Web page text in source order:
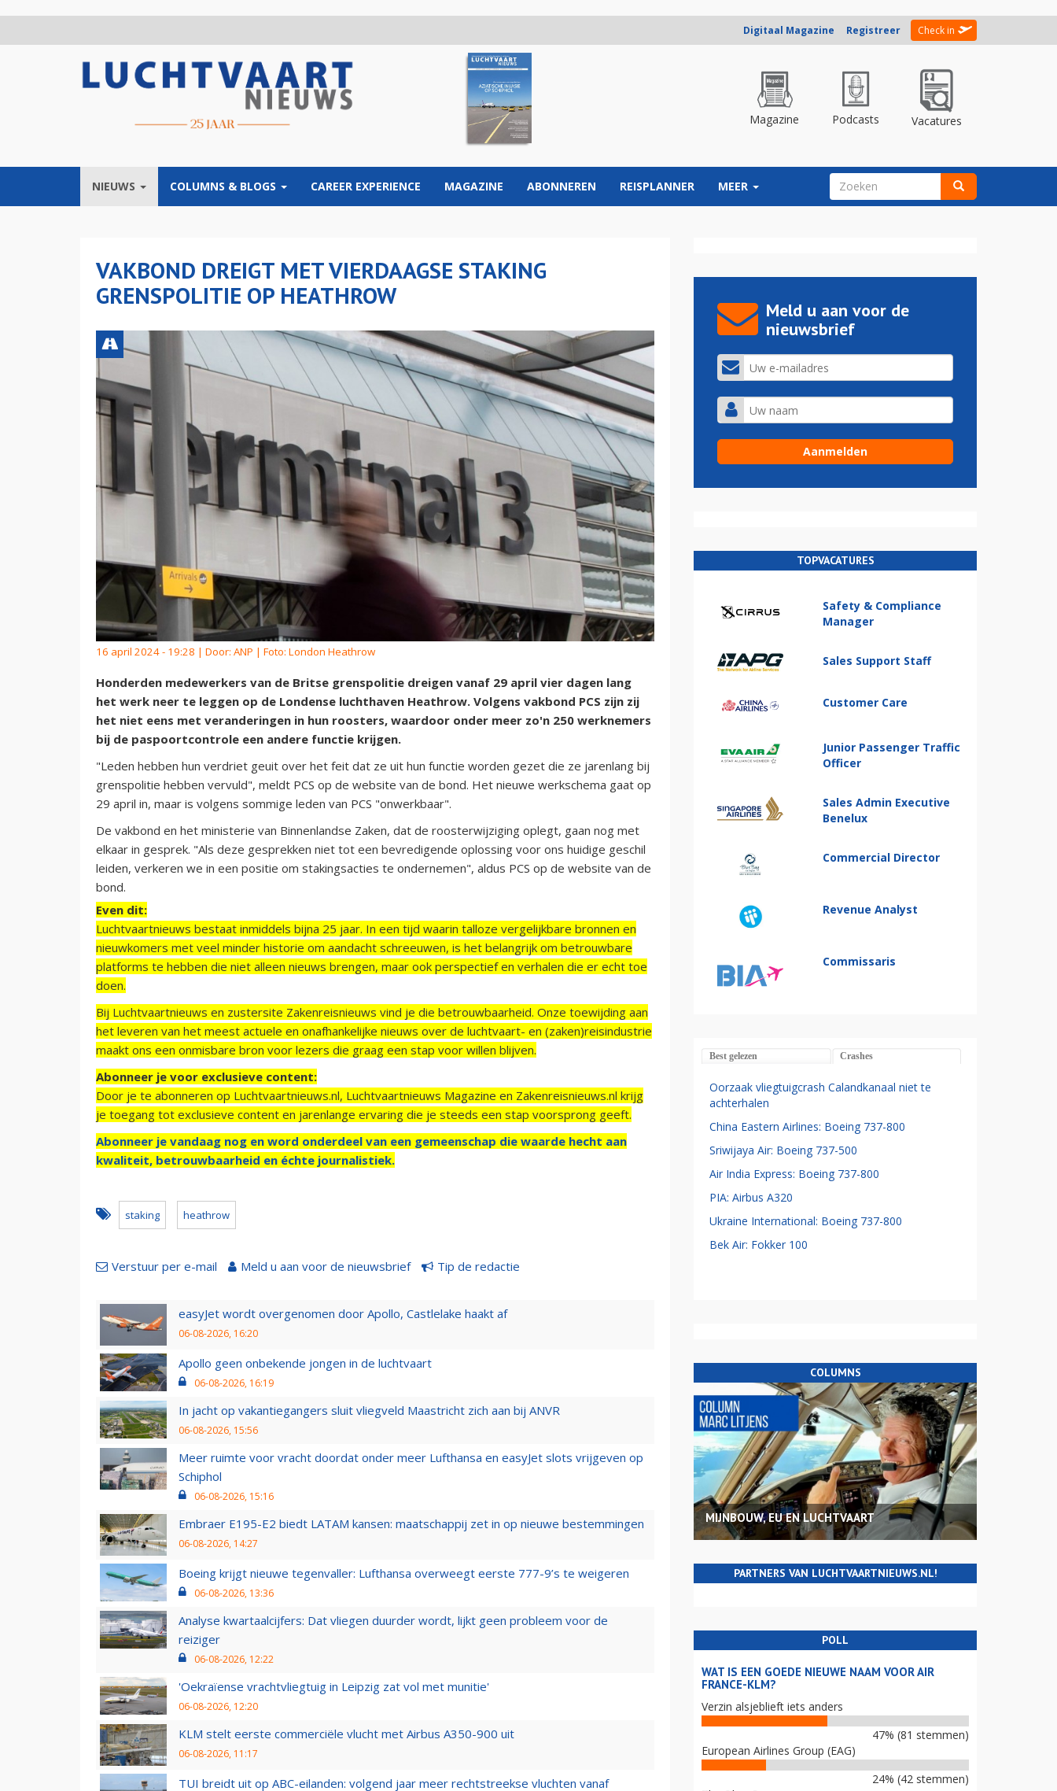
Digitaal Magazine Registreer Check in
Magazine Podcasts Vacatures
NIEUWS COLUMNS & BLOGS CAREER EXPERIENCE MAGAZINE ABONNEREN REISPLANNER MEER ZOEKVELD
VAKBOND DREIGT MET VIERDAAGSE STAKING
GRENSPOLITIE OP HEATHROW
16 april 2024 - 19:28 | Door: ANP | Foto: London Heathrow
Honderden medewerkers van de Britse grenspolitie dreigen vanaf 29 april vier dagen lang
het werk neer te leggen op de Londense luchthaven Heathrow. Volgens vakbond PCS zijn zij
het niet eens met veranderingen in hun roosters, waardoor onder meer zo'n 250 werknemers
bij de paspoortcontrole een andere functie krijgen.
"Leden hebben hun verdriet geuit over het feit dat ze uit hun functie worden gezet die ze jarenlang bij
grenspolitie hebben vervuld", meldt PCS op de website van de bond. Het nieuwe werkschema gaat op
29 april in, maar is volgens sommige leden van PCS "onwerkbaar".
De vakbond en het ministerie van Binnenlandse Zaken, dat de roosterwijziging oplegt, gaan nog met
elkaar in gesprek. "Als deze gesprekken niet tot een bevredigende oplossing voor ons huidige geschil
leiden, verkeren we in een positie om stakingsacties te ondernemen", aldus PCS op de website van de
bond.
Even dit:
Luchtvaartnieuws bestaat inmiddels bijna 25 jaar. In een tijd waarin talloze vergelijkbare bronnen en
nieuwkomers met veel minder historie om aandacht schreeuwen, is het belangrijk om betrouwbare
platforms te hebben die niet alleen nieuws brengen, maar ook perspectief en verhalen die er echt toe
doen.
Bij Luchtvaartnieuws en zustersite Zakenreisnieuws vind je die betrouwbaarheid. Onze toewijding aan
het leveren van het meest actuele en onafhankelijke nieuws over de luchtvaart- en (zaken)reisindustrie
maakt ons een onmisbare bron voor lezers die graag een stap voor willen blijven.
Abonneer je voor exclusieve content:
Door je te abonneren op Luchtvaartnieuws.nl, Luchtvaartnieuws Magazine en Zakenreisnieuws.nl krijg
je toegang tot exclusieve content en jarenlange ervaring die je steeds een stap voorsprong geeft.
Abonneer je vandaag nog en word onderdeel van een gemeenschap die waarde hecht aan
kwaliteit, betrouwbaarheid en échte journalistiek.
staking heathrow
Verstuur per e-mail Meld u aan voor de nieuwsbrief Tip de redactie
easyJet wordt overgenomen door Apollo, Castlelake haakt af
06-08-2026, 16:20
Apollo geen onbekende jongen in de luchtvaart
06-08-2026, 16:19
In jacht op vakantiegangers sluit vliegveld Maastricht zich aan bij ANVR
06-08-2026, 15:56
Meer ruimte voor vracht doordat onder meer Lufthansa en easyJet slots vrijgeven op
Schiphol
06-08-2026, 15:16
Embraer E195-E2 biedt LATAM kansen: maatschappij zet in op nieuwe bestemmingen
06-08-2026, 14:27
Boeing krijgt nieuwe tegenvaller: Lufthansa overweegt eerste 777-9’s te weigeren
06-08-2026, 13:36
Analyse kwartaalcijfers: Dat vliegen duurder wordt, lijkt geen probleem voor de
reiziger
06-08-2026, 12:22
'Oekraïense vrachtvliegtuig in Leipzig zat vol met munitie'
06-08-2026, 12:20
KLM stelt eerste commerciële vlucht met Airbus A350-900 uit
06-08-2026, 11:17
TUI breidt uit op ABC-eilanden: volgend jaar meer rechtstreekse vluchten vanaf
Meld u aan voor de
nieuwsbrief
TOPVACATURES
Safety & Compliance
Manager
Sales Support Staff
Customer Care
Junior Passenger Traffic
Officer
Sales Admin Executive
Benelux
Commercial Director
Revenue Analyst
Commissaris
Best gelezen Crashes
Oorzaak vliegtuigcrash Calandkanaal niet te
achterhalen
China Eastern Airlines: Boeing 737-800
Sriwijaya Air: Boeing 737-500
Air India Express: Boeing 737-800
PIA: Airbus A320
Ukraine International: Boeing 737-800
Bek Air: Fokker 100
COLUMNS
MIJNBOUW, EU EN LUCHTVAART
PARTNERS VAN LUCHTVAARTNIEUWS.NL!
POLL
WAT IS EEN GOEDE NIEUWE NAAM VOOR AIR
FRANCE-KLM?
Verzin alsjeblieft iets anders
47% (81 stemmen)
European Airlines Group (EAG)
24% (42 stemmen)